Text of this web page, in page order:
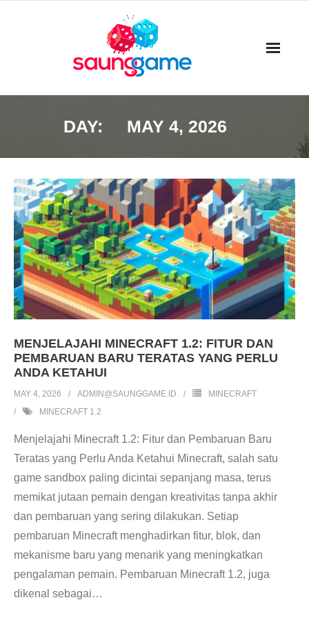
DAY: MAY 4, 2026
MENJELAJAHI MINECRAFT 1.2: FITUR DAN
PEMBARUAN BARU TERATAS YANG PERLU
ANDA KETAHUI
MAY 4, 2026 ADMIN@SAUNGGAME.ID
MINECRAFT
MINECRAFT 1.2
Menjelajahi Minecraft 1.2: Fitur dan Pembaruan Baru
Teratas yang Perlu Anda Ketahui Minecraft, salah satu
game sandbox paling dicintai sepanjang masa, terus
memikat jutaan pemain dengan kreativitas tanpa akhir
dan pembaruan yang sering dilakukan. Setiap
pembaruan Minecraft menghadirkan fitur, blok, dan
mekanisme baru yang menarik yang meningkatkan
pengalaman pemain. Pembaruan Minecraft 1.2, juga
dikenal sebagai…